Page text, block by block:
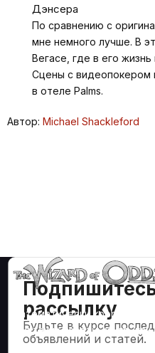
Дэнсера
По сравнению с
мне немного лучше. В
Вегасе, где в его
Сцены с видеопокером
в отеле Palms.
Автор: Michael Shackleford
рассылку
Будьте в курсе
объявлений и статей.
Математически
для таких азартных игр,
сотни других.